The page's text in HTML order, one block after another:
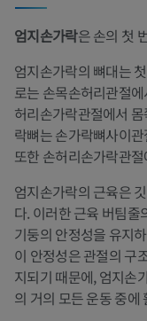
엄지손가락은 손의 첫
엄지손가락의 뼈대는
로는 손목손허리관절
허리손가락관절에서
락뼈는 손가락뼈사이
또한 손허리손가락관
엄지손가락의 근육은
다. 이러한 근육 버팀줄
기둥의 안정성을 유지
이 안정성은 관절의 구
지되기 때문에, 엄지손
의 거의 모든 운동 중에